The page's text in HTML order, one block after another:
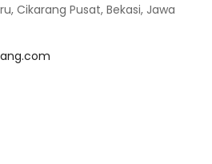
Cikarang Pusat, Bekasi, Jawa